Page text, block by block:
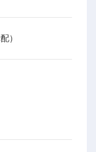
）